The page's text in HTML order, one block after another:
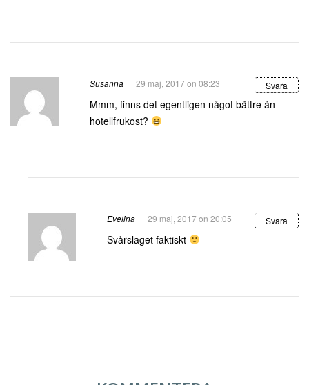
Susanna 29 maj, 2017 on 08:23 Svara
Mmm, finns det egentligen något bättre än
hotellfrukost?
Evelina 29 maj, 2017 on 20:05 Svara
Svårslaget faktiskt